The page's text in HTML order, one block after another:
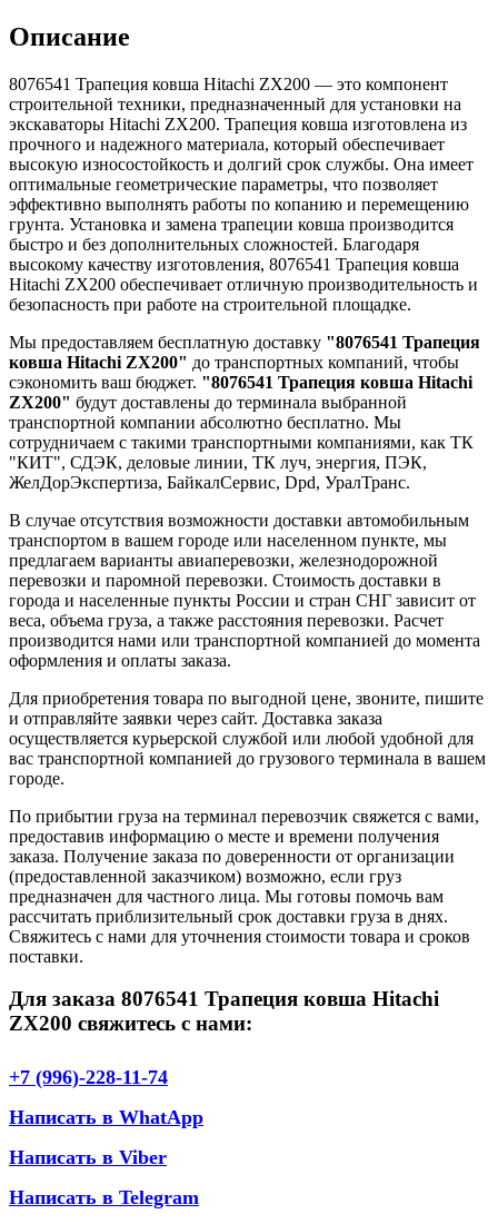
Описание
8076541 Трапеция ковша Hitachi ZX200 — это компонент
строительной техники, предназначенный для установки на
экскаваторы Hitachi ZX200. Трапеция ковша изготовлена из
прочного и надежного материала, который обеспечивает
высокую износостойкость и долгий срок службы. Она имеет
оптимальные геометрические параметры, что позволяет
эффективно выполнять работы по копанию и перемещению
грунта. Установка и замена трапеции ковша производится
быстро и без дополнительных сложностей. Благодаря
высокому качеству изготовления, 8076541 Трапеция ковша
Hitachi ZX200 обеспечивает отличную производительность и
безопасность при работе на строительной площадке.
Мы предоставляем бесплатную доставку "8076541 Трапеция
ковша Hitachi ZX200" до транспортных компаний, чтобы
сэкономить ваш бюджет. "8076541 Трапеция ковша Hitachi
ZX200" будут доставлены до терминала выбранной
транспортной компании абсолютно бесплатно. Мы
сотрудничаем с такими транспортными компаниями, как ТК
"КИТ", СДЭК, деловые линии, ТК луч, энергия, ПЭК,
ЖелДорЭкспертиза, БайкалСервис, Dpd, УралТранс.
В случае отсутствия возможности доставки автомобильным
транспортом в вашем городе или населенном пункте, мы
предлагаем варианты авиаперевозки, железнодорожной
перевозки и паромной перевозки. Стоимость доставки в
города и населенные пункты России и стран СНГ зависит от
веса, объема груза, а также расстояния перевозки. Расчет
производится нами или транспортной компанией до момента
оформления и оплаты заказа.
Для приобретения товара по выгодной цене, звоните, пишите
и отправляйте заявки через сайт. Доставка заказа
осуществляется курьерской службой или любой удобной для
вас транспортной компанией до грузового терминала в вашем
городе.
По прибытии груза на терминал перевозчик свяжется с вами,
предоставив информацию о месте и времени получения
заказа. Получение заказа по доверенности от организации
(предоставленной заказчиком) возможно, если груз
предназначен для частного лица. Мы готовы помочь вам
рассчитать приблизительный срок доставки груза в днях.
Свяжитесь с нами для уточнения стоимости товара и сроков
поставки.
Для заказа 8076541 Трапеция ковша Hitachi
ZX200 свяжитесь с нами:
+7 (996)-228-11-74
Написать в WhatApp
Написать в Viber
Написать в Telegram